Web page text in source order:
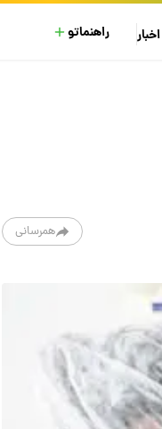
اخبار راهنماتو
همرسانی